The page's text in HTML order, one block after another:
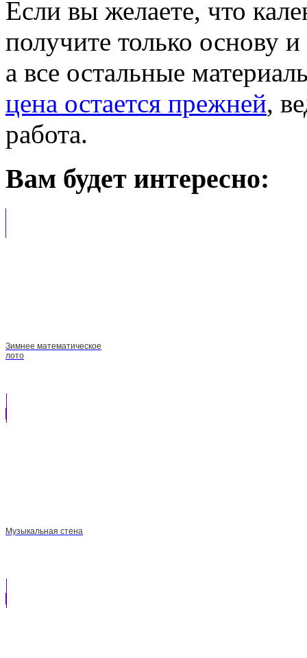
Если вы желаете, что
получите только основу
а все остальные
цена остается прежней,
работа.
Вам будет интересно:
Зимнее математическое
лото
Музыкальная стена